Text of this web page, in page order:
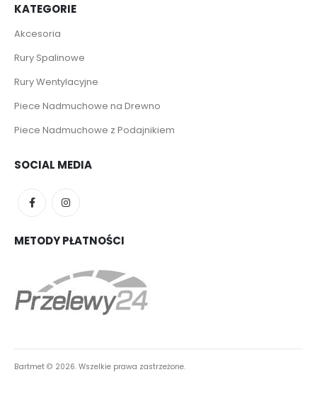
KATEGORIE
Akcesoria
Rury Spalinowe
Rury Wentylacyjne
Piece Nadmuchowe na Drewno
Piece Nadmuchowe z Podajnikiem
SOCIAL MEDIA
METODY PŁATNOŚCI
Bartmet © 2026. Wszelkie prawa zastrzeżone.